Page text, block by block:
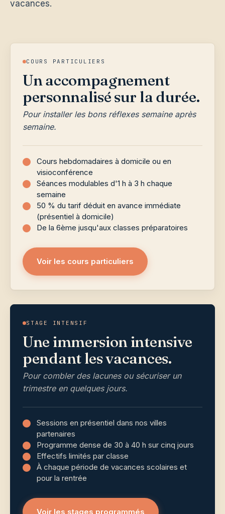
vacances.
COURS PARTICULIERS
Un accompagnement
personnalisé sur la durée.
Pour installer les bons réflexes semaine après
semaine.
Cours hebdomadaires à domicile ou en
visioconférence
Séances modulables d'1 h à 3 h chaque
semaine
50 % du tarif déduit en avance immédiate
(présentiel à domicile)
De la 6ème jusqu'aux classes préparatoires
Voir les cours particuliers
STAGE INTENSIF
Une immersion intensive
pendant les vacances.
Pour combler des lacunes ou sécuriser un
trimestre en quelques jours.
Sessions en présentiel dans nos villes
partenaires
Programme dense de 30 à 40 h sur cinq jours
Effectifs limités par classe
À chaque période de vacances scolaires et
pour la rentrée
Voir les stages programmés